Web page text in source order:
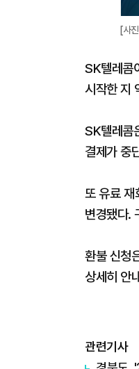
[사
SK텔레콤
시작한 지
SK텔레콤
결제가 중
또 유료 재
변경됐다.
환불 신청
상세히 안
관련기사